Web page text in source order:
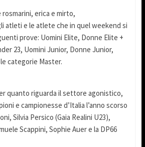
rosmarini, erica e mirto,
atleti e le atlete che in quel weekend si
prove: Uomini Elite, Donne Elite +
23, Uomini Junior, Donne Junior,
categorie Master.
quanto riguarda il settore agonistico,
e campionesse d’Italia l’anno scorso
Silvia Persico (Gaia Realini U23),
Scappini, Sophie Auer e la DP66